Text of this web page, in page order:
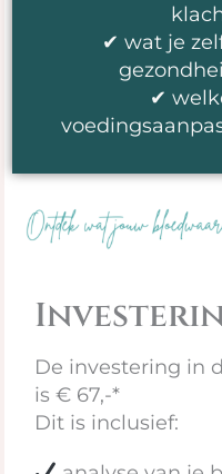
✔ wat je
✔
De investering in
is € 67,-*
Dit is inclusief: